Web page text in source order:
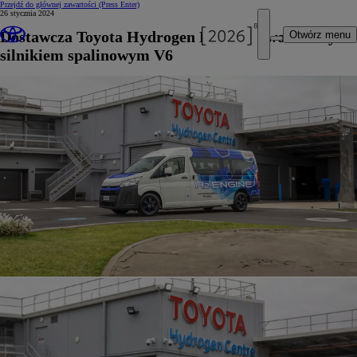
Przejdź do głównej zawartości (Press Enter)
Otwórz menu
26 stycznia 2024
Dostawcza Toyota Hydrogen HIACE z wodorowym
silnikiem spalinowym V6